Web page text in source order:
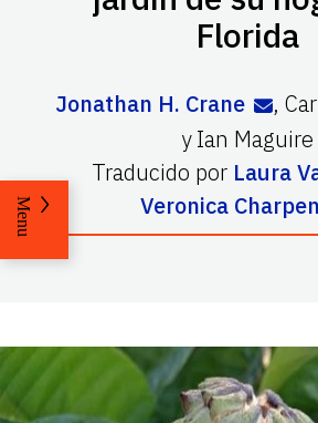
Florida
Jonathan H. Crane ,
yIan Maguire
Traducido por Laura
Veronica
Menu